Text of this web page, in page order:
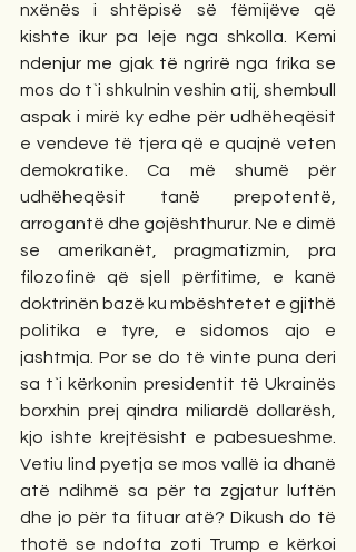
nxënës i shtëpisë së fëmijëve që
kishte ikur pa leje nga shkolla. Kemi
ndenjur me gjak të ngrirë nga frika se
mos do t`i shkulnin veshin atij, shembull
aspak i mirë ky edhe për udhëheqësit
e vendeve të tjera që e quajnë veten
demokratike. Ca më shumë për
udhëheqësit tanë prepotentë,
arrogantë dhe gojështhurur. Ne e dimë
se amerikanët, pragmatizmin, pra
filozofinë që sjell përfitime, e kanë
doktrinën bazë ku mbështetet e gjithë
politika e tyre, e sidomos ajo e
jashtmja. Por se do të vinte puna deri
sa t`i kërkonin presidentit të Ukrainës
borxhin prej qindra miliardë dollarësh,
kjo ishte krejtësisht e pabesueshme.
Vetiu lind pyetja se mos vallë ia dhanë
atë ndihmë sa për ta zgjatur luftën
dhe jo për ta fituar atë? Dikush do të
thotë se ndofta zoti Trump e kërkoi